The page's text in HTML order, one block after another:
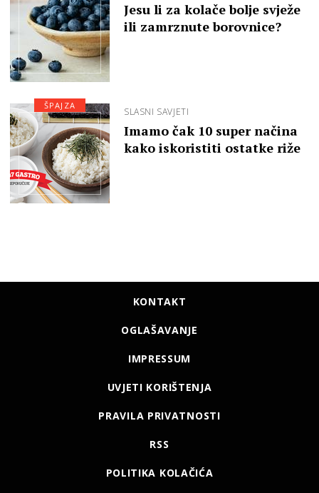
Jesu li za kolače bolje svježe
ili zamrznute borovnice?
SLASNI SAVJETI
Imamo čak 10 super načina
kako iskoristiti ostatke riže
ŠPAJZA
KONTAKT
OGLAŠAVANJE
IMPRESSUM
UVJETI KORIŠTENJA
PRAVILA PRIVATNOSTI
RSS
POLITIKA KOLAČIĆA